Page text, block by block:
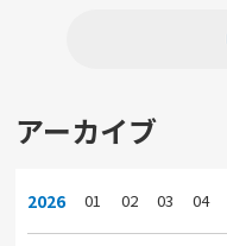
アーカイブ
2026 01 02 03 04